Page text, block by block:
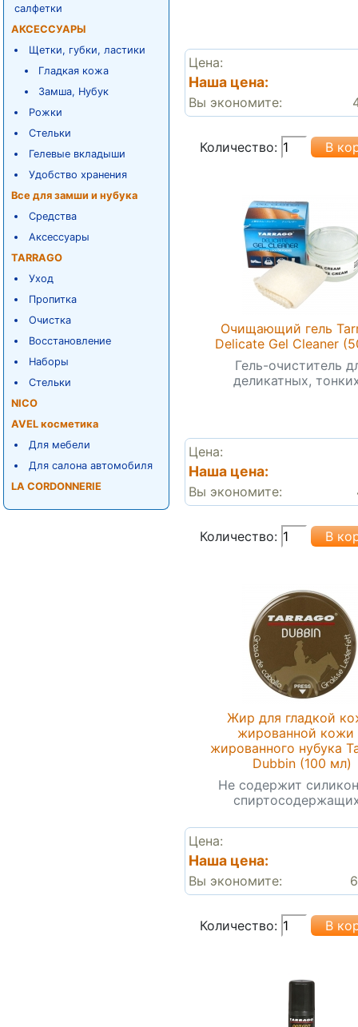
салфетки
АКСЕССУАРЫ
Щетки, губки, ластики
Гладкая кожа
Замша, Нубук
Рожки
Стельки
Гелевые вкладыши
Удобство хранения
Все для замши и нубука
Средства
Аксессуары
TARRAGO
Уход
Пропитка
Очистка
Восстановление
Наборы
Стельки
NICO
AVEL косметика
Для мебели
Для салона автомобиля
LA CORDONNERIE
Цена:
Наша цена:
Вы экономите:
Количество:
Очищающий гель
Delicate Gel Cleaner
Гель-очиститель
деликатных,
Цена:
Наша цена:
Вы экономите:
Количество:
Жир для гладкой
жированной кожи
жированного нубука
Dubbin (100 мл)
Не содержит
Цена:
Наша цена:
Вы экономите:
Количество: